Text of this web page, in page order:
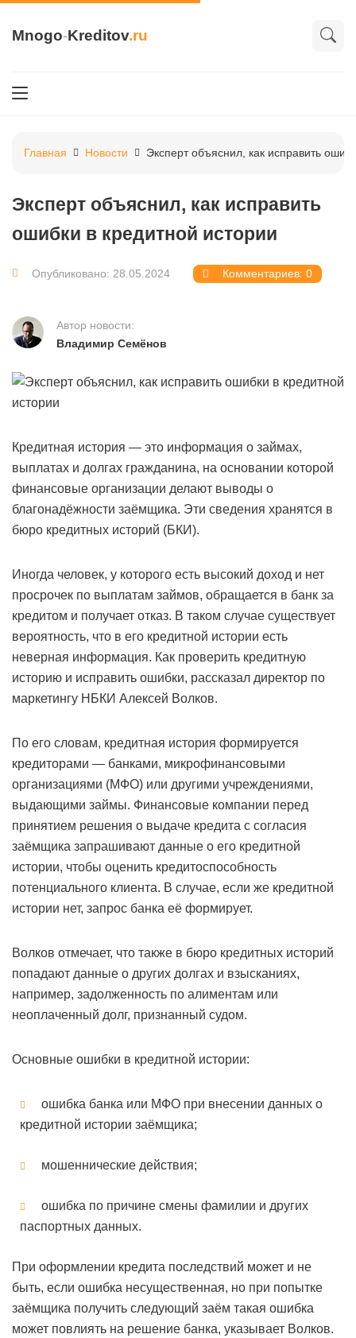
Mnogo-Kreditov.ru
Главная Новости Эксперт объяснил, как исправить
Эксперт объяснил, как исправить
ошибки в кредитной истории
Опубликовано: 28.05.2024 Комментариев: 0
Автор новости:
Владимир Семёнов
Кредитная история — это информация о займах,
выплатах и долгах гражданина, на основании которой
финансовые организации делают выводы о
благонадёжности заёмщика. Эти сведения хранятся в
бюро кредитных историй (БКИ).
Иногда человек, у которого есть высокий доход и нет
просрочек по выплатам займов, обращается в банк за
кредитом и получает отказ. В таком случае существует
вероятность, что в его кредитной истории есть
неверная информация. Как проверить кредитную
историю и исправить ошибки, рассказал директор по
маркетингу НБКИ Алексей Волков.
По его словам, кредитная история формируется
кредиторами — банками, микрофинансовыми
организациями (МФО) или другими учреждениями,
выдающими займы. Финансовые компании перед
принятием решения о выдаче кредита с согласия
заёмщика запрашивают данные о его кредитной
истории, чтобы оценить кредитоспособность
потенциального клиента. В случае, если же кредитной
истории нет, запрос банка её формирует.
Волков отмечает, что также в бюро кредитных историй
попадают данные о других долгах и взысканиях,
например, задолженность по алиментам или
неоплаченный долг, признанный судом.
Основные ошибки в кредитной истории:
ошибка банка или МФО при внесении данных о
кредитной истории заёмщика;
мошеннические действия;
ошибка по причине смены фамилии и других
паспортных данных.
При оформлении кредита последствий может и не
быть, если ошибка несущественная, но при попытке
заёмщика получить следующий заём такая ошибка
может повлиять на решение банка, указывает Волков.